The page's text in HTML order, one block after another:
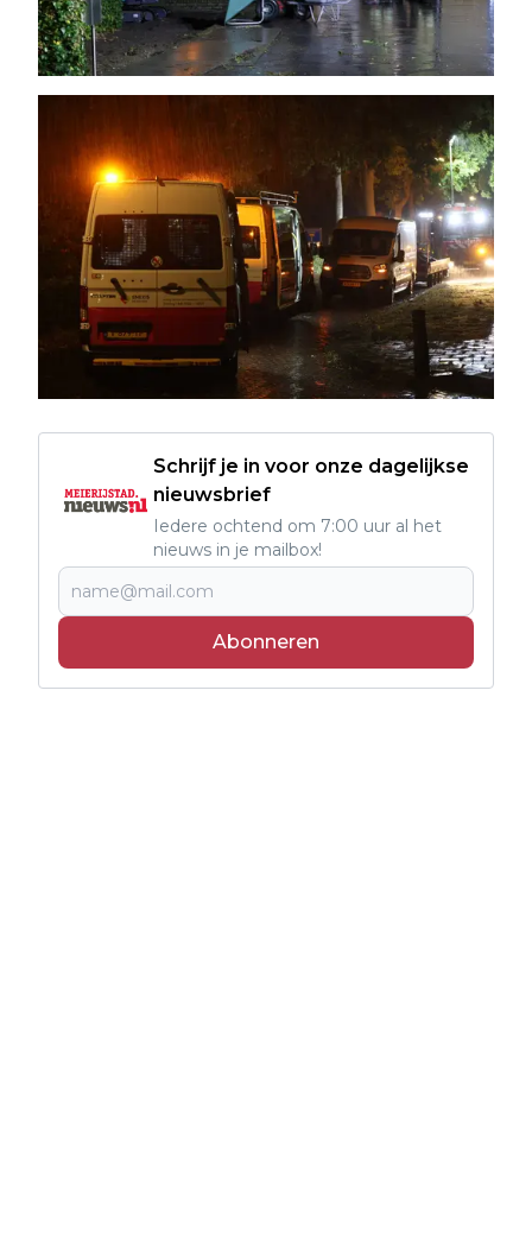
Schrijf je in voor onze dagelijkse
nieuwsbrief
Iedere ochtend om 7:00 uur al het
nieuws in je mailbox!
Abonneren